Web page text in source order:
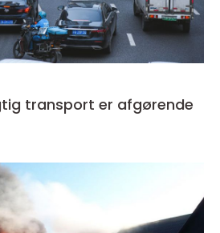
transport er afgørende